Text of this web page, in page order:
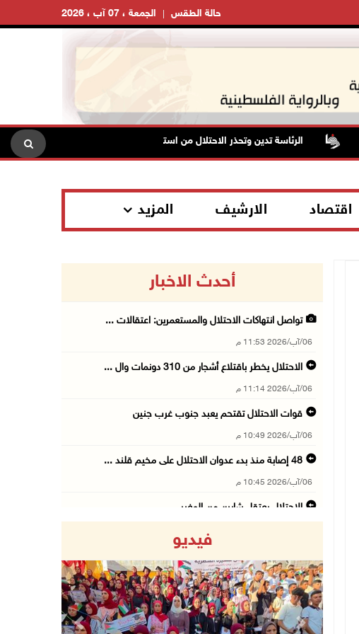
الجمعة ، 07 آب ، 2026 حالة الطقس
الرئاسة تدين وتحذر الاحتلال من استمرار حربه الشاملة على الشعب
اقتصاد الارشيف المزيد
أحدث الاخبار
تواصل انتهاكات الاحتلال والمستعمرين: اعتقالات ...
06/آب/2026 11:53 م
الاحتلال يخطر باقتلاع أشجار من 310 دونمات وال ...
06/آب/2026 11:14 م
قوات الاحتلال تقتحم يعبد جنوب غرب جنين
06/آب/2026 10:49 م
48 إصابة منذ بدء عدوان الاحتلال على مخيم قلند ...
06/آب/2026 10:45 م
الاحتلال يعتقل شابين من المغير
06/آب/2026 10:01 م
رئيس بلدية الخليل يطلع وفدا أميركيا على تطورا ...
06/آب/2026 09:59 م
فيديو
Previous Next